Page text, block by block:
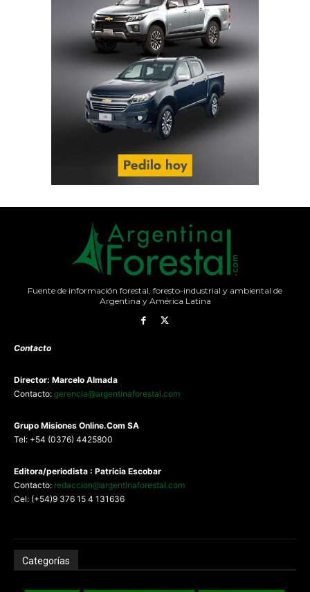
Fuente de información forestal, foresto-industrial y ambiental de
Argentina y América Latina
Contacto
Director: Marcelo Almada
Contacto: gerencia@argentinaforestal.com
Grupo Misiones Online.Com SA
Tel: +54 (0376) 4425800
Editora/periodista : Patricia Escobar
Contacto: redaccion@argentinaforestal.com
Cel: (+54)9 376 15 4 131636
Categorías